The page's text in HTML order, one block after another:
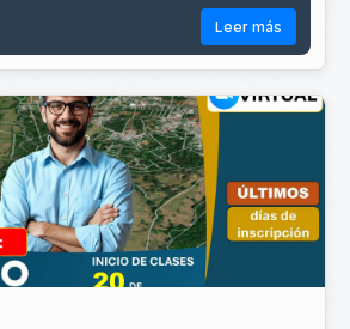
Leer más